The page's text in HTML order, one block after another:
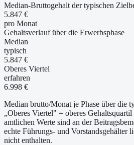
Median-Bruttogehalt der typischen
5.847 €
pro Monat
Gehaltsverlauf über die Erwerbsphase
Median
typisch
5.847 €
Oberes Viertel
erfahren
6.998 €
Median brutto/Monat je Phase über die
„Oberes Viertel" = oberes
amtlichen Werte sind an der
echte Führungs- und Vorstandsgehälter
nicht enthalten.